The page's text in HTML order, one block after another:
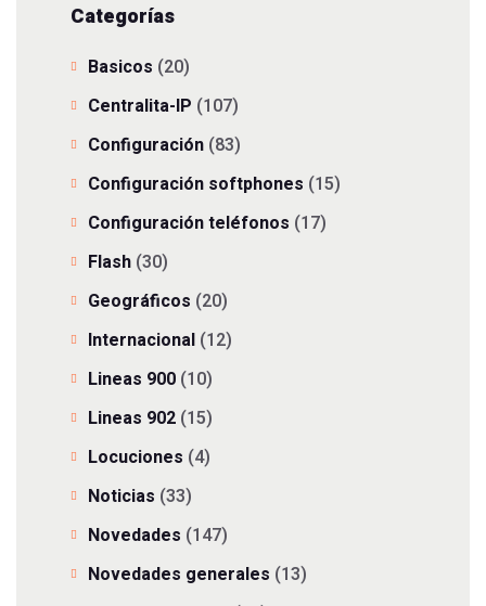
Categorías
Basicos (20)
Centralita-IP (107)
Configuración (83)
Configuración softphones (15)
Configuración teléfonos (17)
Flash (30)
Geográficos (20)
Internacional (12)
Lineas 900 (10)
Lineas 902 (15)
Locuciones (4)
Noticias (33)
Novedades (147)
Novedades generales (13)